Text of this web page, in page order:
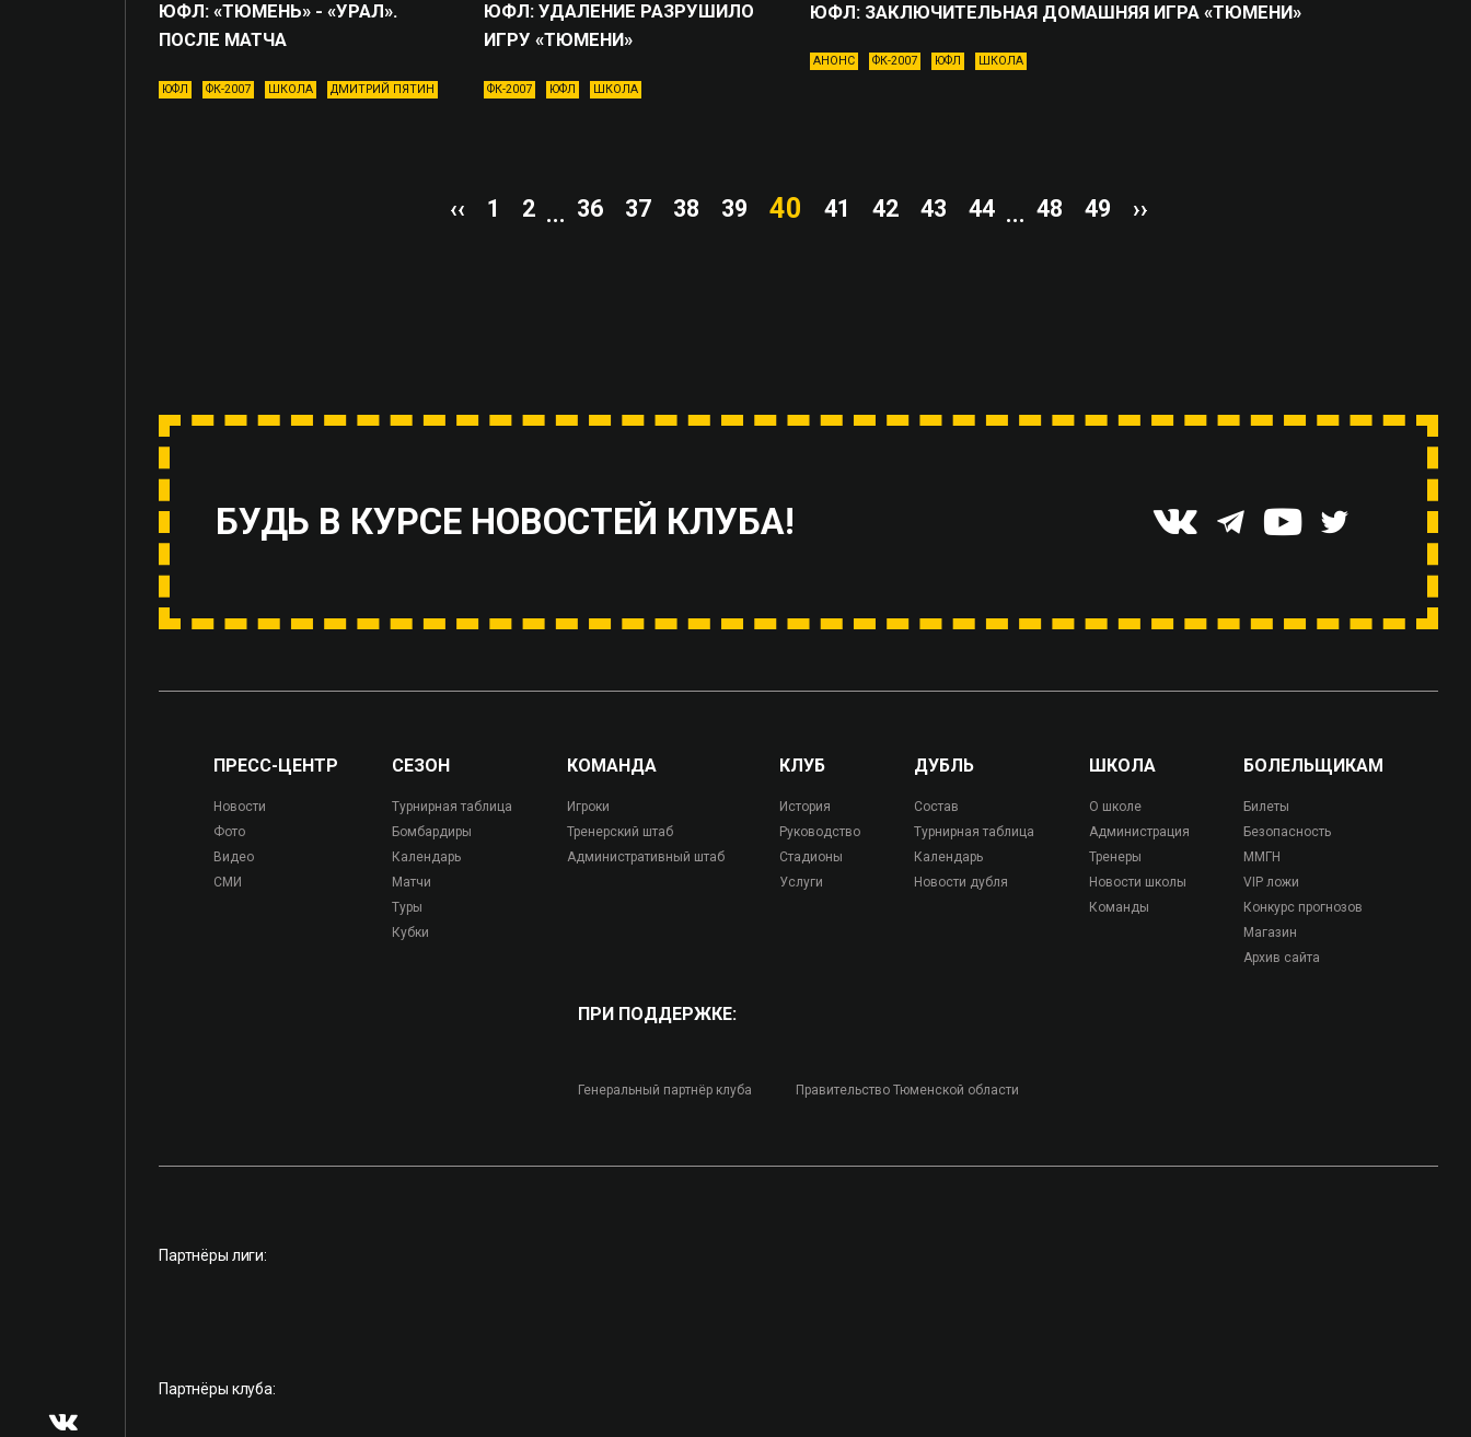
ЮФЛ: «ТЮМЕНЬ» - «УРАЛ».
ПОСЛЕ МАТЧА
ЮФЛ ФК-2007 ШКОЛА ДМИТРИЙ ПЯТИН
ЮФЛ: УДАЛЕНИЕ РАЗРУШИЛО
ИГРУ «ТЮМЕНИ»
ФК-2007 ЮФЛ ШКОЛА
ЮФЛ: ЗАКЛЮЧИТЕЛЬНАЯ ДОМАШНЯЯ ИГРА «ТЮМЕНИ»
АНОНС ФК-2007 ЮФЛ ШКОЛА
‹‹ 1 2 ... 36 37 38 39 40 41 42 43 44 ... 48 49 ››
БУДЬ В КУРСЕ НОВОСТЕЙ КЛУБА!
ПРЕСС-ЦЕНТР
Новости
Фото
Видео
СМИ
СЕЗОН
Турнирная таблица
Бомбардиры
Календарь
Матчи
Туры
Кубки
КОМАНДА
Игроки
Тренерский штаб
Административный штаб
КЛУБ
История
Руководство
Стадионы
Услуги
ДУБЛЬ
Состав
Турнирная таблица
Календарь
Новости дубля
ШКОЛА
О школе
Администрация
Тренеры
Новости школы
Команды
БОЛЕЛЬЩИКАМ
Билеты
Безопасность
ММГН
VIP ложи
Конкурс прогнозов
Магазин
Архив сайта
ПРИ ПОДДЕРЖКЕ:
Генеральный партнёр клуба Правительство Тюменской области
Партнёры лиги:
Партнёры клуба: